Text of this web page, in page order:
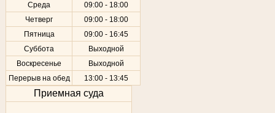
Среда
09:00 - 18:00
Четверг
09:00 - 18:00
Пятница
09:00 - 16:45
Суббота
Выходной
Воскресенье
Выходной
Перерыв на обед
13:00 - 13:45
Приемная суда